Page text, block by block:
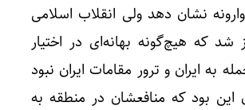
نشان دهد ولی انقلاب اسلامی
شد که هیچ‌گونه بهانه‌ای در اختیار
به ایران و ترور مقامات ایران نبود
این بود که منافعشان در منطقه به